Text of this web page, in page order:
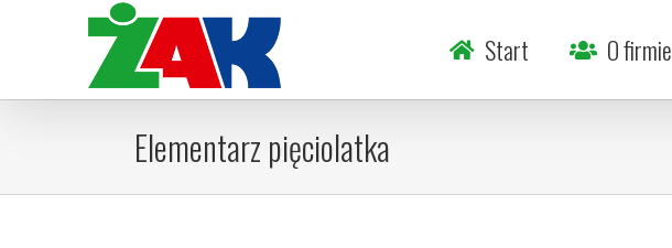
Start O firmie
Elementarz pięciolatka